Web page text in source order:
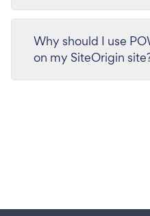
Why should I use
on my SiteOrigin